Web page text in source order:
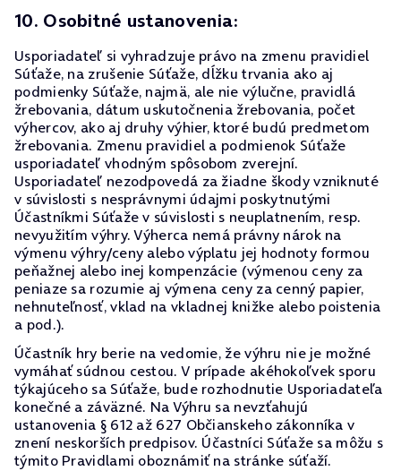
10. Osobitné ustanovenia:
Usporiadateľ si vyhradzuje právo na zmenu pravidiel
Súťaže, na zrušenie Súťaže, dĺžku trvania ako aj
podmienky Súťaže, najmä, ale nie výlučne, pravidlá
žrebovania, dátum uskutočnenia žrebovania, počet
výhercov, ako aj druhy výhier, ktoré budú predmetom
žrebovania. Zmenu pravidiel a podmienok Súťaže
usporiadateľ vhodným spôsobom zverejní.
Usporiadateľ nezodpovedá za žiadne škody vzniknuté
v súvislosti s nesprávnymi údajmi poskytnutými
Účastníkmi Súťaže v súvislosti s neuplatnením, resp.
nevyužitím výhry. Výherca nemá právny nárok na
výmenu výhry/ceny alebo výplatu jej hodnoty formou
peňažnej alebo inej kompenzácie (výmenou ceny za
peniaze sa rozumie aj výmena ceny za cenný papier,
nehnuteľnosť, vklad na vkladnej knižke alebo poistenia
a pod.).
Účastník hry berie na vedomie, že výhru nie je možné
vymáhať súdnou cestou. V prípade akéhokoľvek sporu
týkajúceho sa Súťaže, bude rozhodnutie Usporiadateľa
konečné a záväzné. Na Výhru sa nevzťahujú
ustanovenia § 612 až 627 Občianskeho zákonníka v
znení neskorších predpisov. Účastníci Súťaže sa môžu s
týmito Pravidlami oboznámiť na stránke súťaží.